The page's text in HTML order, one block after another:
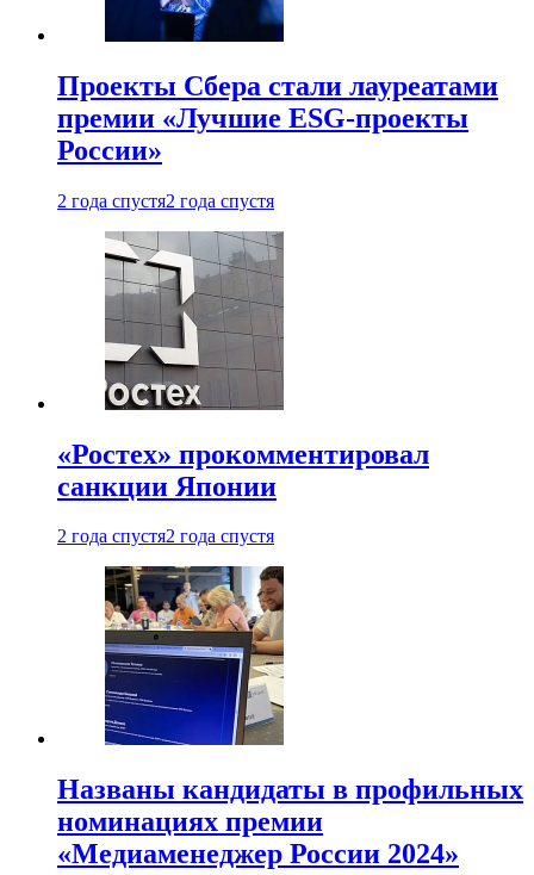
Проекты Сбера стали лауреатами
премии «Лучшие ESG-проекты
России»
2 года спустя2 года спустя
«Ростех» прокомментировал
санкции Японии
2 года спустя2 года спустя
Названы кандидаты в профильных
номинациях премии
«Медиаменеджер России 2024»